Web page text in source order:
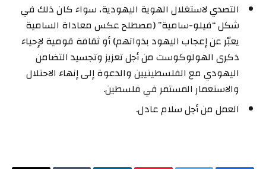
التصدي لاستغلال الهوية اليهودية، سواء كان ذلك في
شكل “فيلو-سامية” (مصطلح عكس معاداة السامية
يعبّر عن إعجاب اليهود بذواتهم) أو ثقافة قومية لإحياء
ذكرى الهولوكوست من أجل تعزيز وتجسيد التضامن
اليهودي مع الفلسطينيين والدعوة إلى إنهاء الاحتلال
والاستعمار المستمر في فلسطين.
العمل من أجل سلام عادل.